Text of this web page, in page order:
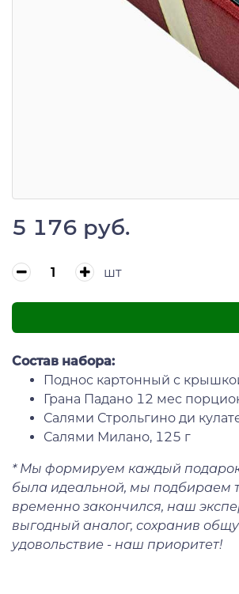
5 176 руб.
шт
Состав набора:
Поднос картонный с
Грана Падано 12 мес
Салями Строльгино ди
Салями Милано, 125 г
* Мы формируем каждый
была идеальной, мы подбираем
временно закончился, наш
выгодный аналог, сохранив
удовольствие - наш приоритет!